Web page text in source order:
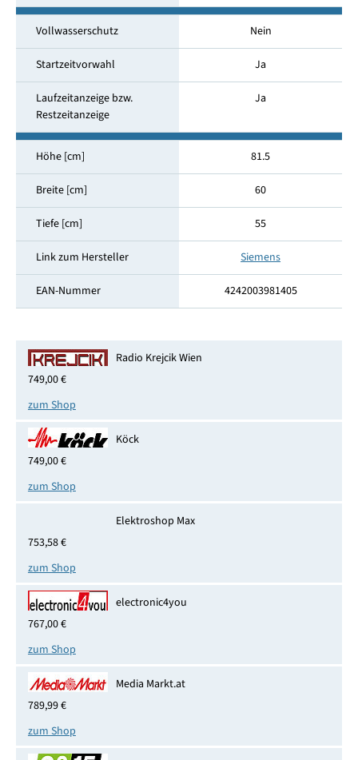
Vollwasserschutz Nein
Startzeitvorwahl Ja
Laufzeitanzeige bzw.
Restzeitanzeige
Ja
Höhe [cm] 81.5
Breite [cm] 60
Tiefe [cm] 55
Link zum Hersteller Siemens
EAN-Nummer 4242003981405
Radio Krejcik Wien
749,00 €
zum Shop
Köck
749,00 €
zum Shop
Elektroshop Max
753,58 €
zum Shop
electronic4you
767,00 €
zum Shop
Media Markt.at
789,99 €
zum Shop